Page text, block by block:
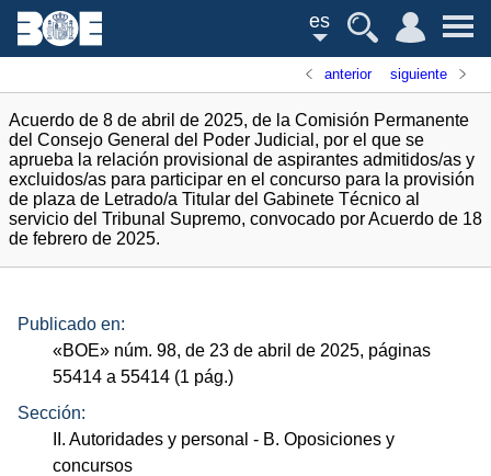
es
anterior siguiente
Acuerdo de 8 de abril de 2025, de la Comisión Permanente
del Consejo General del Poder Judicial, por el que se
aprueba la relación provisional de aspirantes admitidos/as y
excluidos/as para participar en el concurso para la provisión
de plaza de Letrado/a Titular del Gabinete Técnico al
servicio del Tribunal Supremo, convocado por Acuerdo de 18
de febrero de 2025.
Publicado en:
«BOE» núm. 98, de 23 de abril de 2025, páginas
55414 a 55414 (1 pág.)
Sección:
II. Autoridades y personal - B. Oposiciones y
concursos